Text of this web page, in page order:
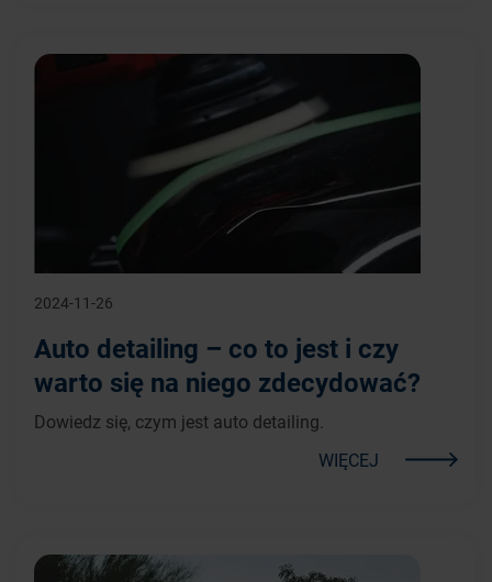
2024-11-26
Auto detailing – co to jest i czy
warto się na niego zdecydować?
Dowiedz się, czym jest auto detailing.
WIĘCEJ